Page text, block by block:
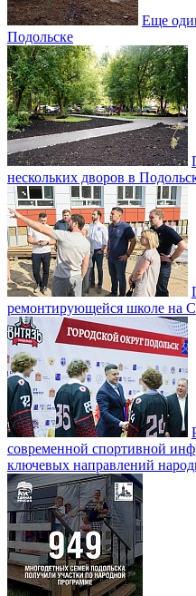
Еще
Подольске
нескольких дворов в
ремонтирующейся школе на
современной спортивной
ключевых направлений